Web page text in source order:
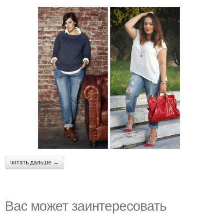
читать дальше →
Вас может заинтересовать